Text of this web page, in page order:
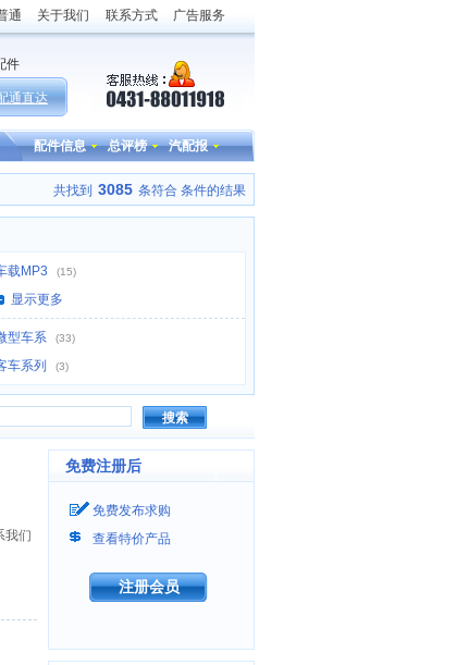
通 关于我们 联系方式 广告服务
件
通直达
配件信息 总评榜 汽配报
共找到 3085 条符合 条件的结果
载MP3 (15)
显示更多
型车系 (33)
车系列 (3)
搜索
我们
免费注册后
免费发布求购
查看特价产品
注册会员